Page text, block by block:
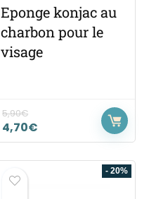
Eponge konjac au
charbon pour le
visage
5,90€
4,70€
- 20%